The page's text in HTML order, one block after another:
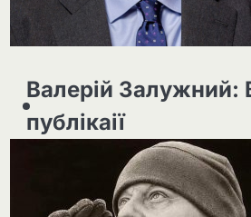
Валерій Залужний:
публікаії